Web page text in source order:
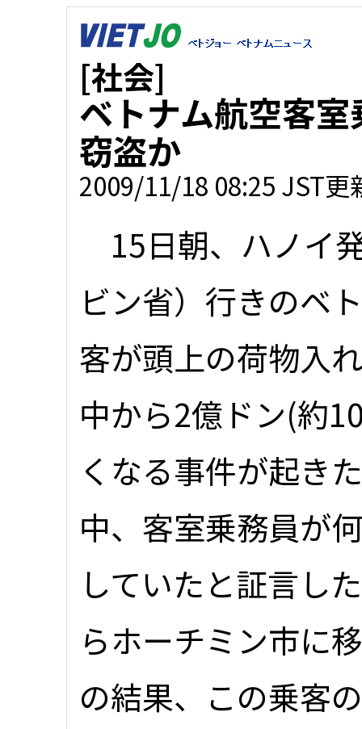
[社会]
ベトナム航空客
窃盗か
2009/11/18 08:25 JST更
15日朝、ハノイ
ビン省）行きのベ
客が頭上の荷物入
中から2億ドン(約
くなる事件が起き
中、客室乗務員が
していたと証言
らホーチミン市に
の結果、この乗客